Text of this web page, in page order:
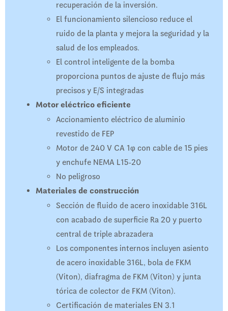
recuperación de la inversión.
El funcionamiento silencioso reduce el
ruido de la planta y mejora la seguridad y la
salud de los empleados.
El control inteligente de la bomba
proporciona puntos de ajuste de flujo más
precisos y E/S integradas
Motor eléctrico eficiente
Accionamiento eléctrico de aluminio
revestido de FEP
Motor de 240 V CA 1φ con cable de 15 pies
y enchufe NEMA L15-20
No peligroso
Materiales de construcción
Sección de fluido de acero inoxidable 316L
con acabado de superficie Ra 20 y puerto
central de triple abrazadera
Los componentes internos incluyen asiento
de acero inoxidable 316L, bola de FKM
(Viton), diafragma de FKM (Viton) y junta
tórica de colector de FKM (Viton).
Certificación de materiales EN 3.1